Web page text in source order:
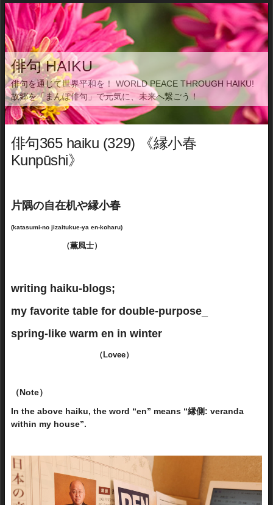
俳句 HAIKU
俳句を通じて世界平和を！ WORLD PEACE THROUGH HAIKU!
故郷を「まんぽ俳句」で元気に、未来へ繋ごう！
俳句365 haiku (329) 《縁小春
Kunpūshi》
片隅の自在机や縁小春
(katasumi-no jizaitukue-ya en-koharu)
（薫風士）
writing haiku-blogs;
my favorite table for double-purpose_
spring-like warm en in winter
（Lovee）
（Note）
In the above haiku, the word “en” means “縁側: veranda
within my house”.